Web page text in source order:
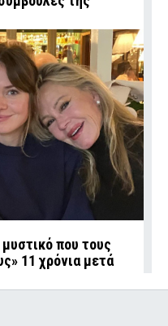
που τους
11 χρόνια μετά